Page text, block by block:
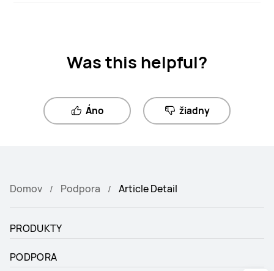
Was this helpful?
Áno žiadny
Domov Podpora Article Detail
PRODUKTY
PODPORA